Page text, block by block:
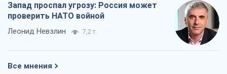
Запад проспал угрозу: Россия может
проверить НАТО войной
Леонид Невзлин 7,2 т.
Все мнения